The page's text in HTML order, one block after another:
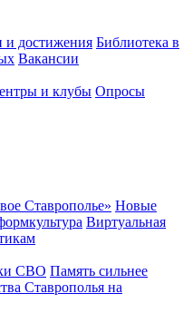
достижения Библиотека в
Вакансии
и клубы Опросы
Ставрополье» Новые
Виртуальная
СВО Память сильнее
Ставрополья на